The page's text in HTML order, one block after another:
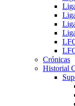
Crónicas
Historial